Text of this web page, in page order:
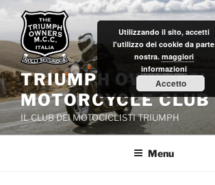
Salta
contenuto
TRIUMPH OWNERS'
MOTORCYCLE CLUB
IL CLUB DEI MOTOCICLISTI TRIUMPH
Menu
Utilizzando il sito, accetti
l'utilizzo dei cookie da parte
nostra. maggiori
informazioni
Accetto